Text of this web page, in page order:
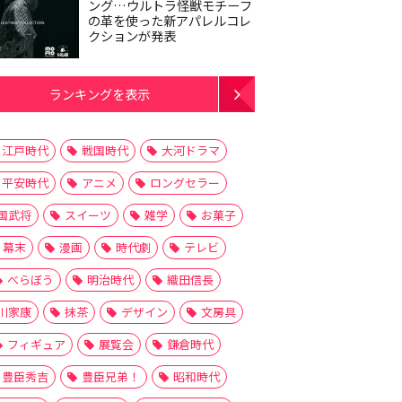
ング…ウルトラ怪獣モチーフ
の革を使った新アパレルコレ
クションが発表
ランキングを表示
江戸時代 戦国時代
大河ドラマ
平安時代
アニメ
ロングセラー
武将
スイーツ 雑学
お菓子
幕末
漫画 時代劇
テレビ
べらぼう
明治時代
織田信長
家康
抹茶 デザイン
文房具
フィギュア
展覧会
鎌倉時代
豊臣秀吉
豊臣兄弟！
昭和時代